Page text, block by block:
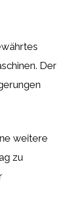
Der
weitere
zu